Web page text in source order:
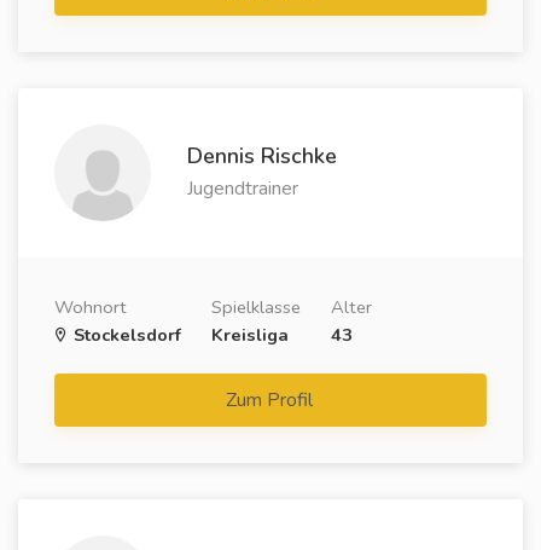
Dennis Rischke
Jugendtrainer
Wohnort
Stockelsdorf
Spielklasse
Kreisliga
Alter
43
Zum Profil